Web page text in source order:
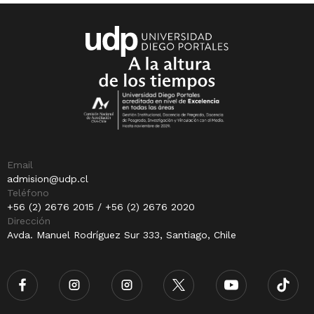
Email
admision@udp.cl
Teléfono
+56 (2) 2676 2015 / +56 (2) 2676 2020
Dirección
Avda. Manuel Rodríguez Sur 333, Santiago, Chile